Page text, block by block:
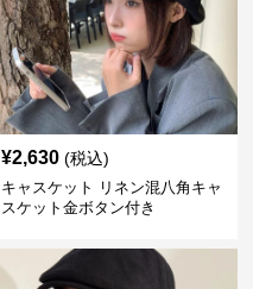
¥2,630 (税込)
キャスケット リネン混八角キャ
スケット金ボタン付き